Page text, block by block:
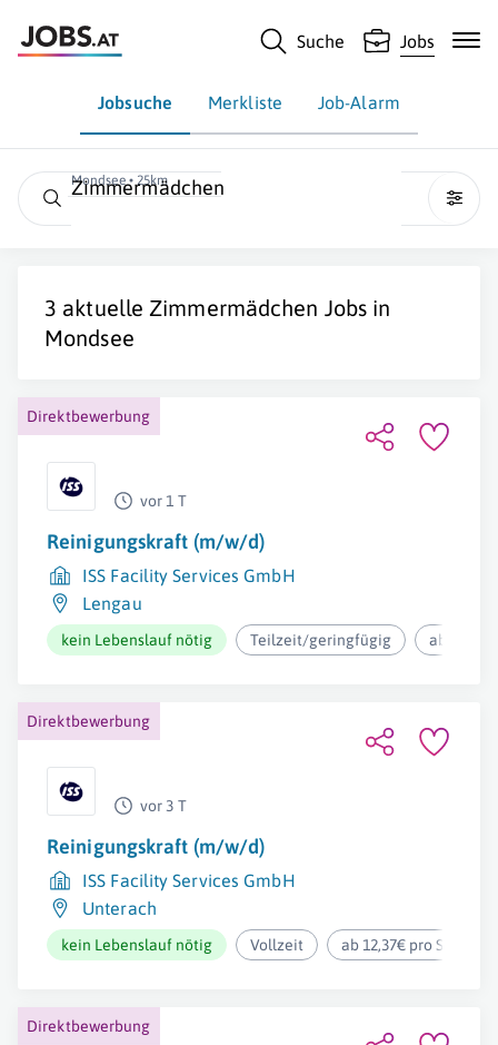
Suche Jobs
Jobsuche Merkliste Job-Alarm
Mondsee • 25km
Zimmermädchen
3 aktuelle Zimmermädchen Jobs in
Mondsee
Direktbewerbung
vor 1 T
Reinigungskraft (m/w/d)
ISS Facility Services GmbH
Lengau
kein Lebenslauf nötig Teilzeit/geringfügig ab
Direktbewerbung
vor 3 T
Reinigungskraft (m/w/d)
ISS Facility Services GmbH
Unterach
kein Lebenslauf nötig Vollzeit ab 12,37€ pro Stunde
Direktbewerbung